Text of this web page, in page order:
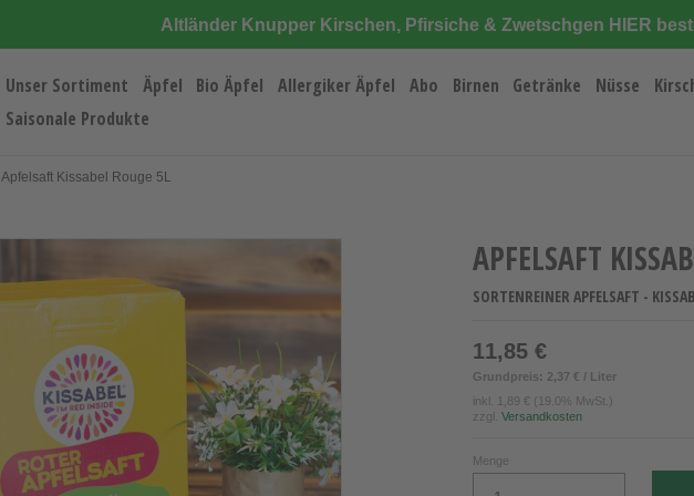
Altländer Knupper Kirschen, Pfirsiche & Zwetschgen HIER
Unser Sortiment Äpfel Bio Äpfel Allergiker Äpfel Abo Birnen Getränke Nüsse
Saisonale Produkte
Apfelsaft Kissabel Rouge 5L
APFELSAFT
SORTENREINER APFELSAFT -
11,85 €
Grundpreis: 2,37 € / Liter
inkl. 1,89 € (19.0% MwSt.)
zzgl. Versandkosten
Menge